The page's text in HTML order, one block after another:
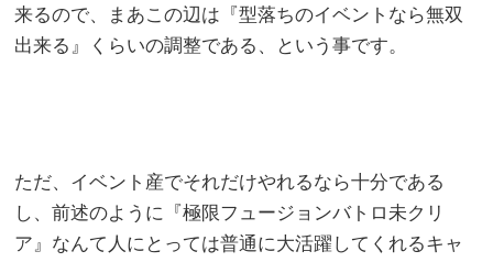
来るので、まあこの辺は『型落ちのイベントなら無双
出来る』くらいの調整である、という事です。
ただ、イベント産でそれだけやれるなら十分である
し、前述のように『極限フュージョンバトロ未クリ
ア』なんて人にとっては普通に大活躍してくれるキャ